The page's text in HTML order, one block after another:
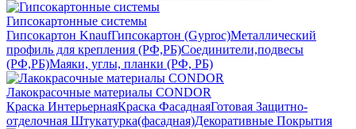
Гипсокартонные системы
Гипсокартон KnaufГипсокартон (Gyproc)Металлический
профиль для крепления (РФ,РБ)Соединители,подвесы
(РФ,РБ)Маяки, углы, планки (РФ, РБ)
Лакокрасочные материалы CONDOR
Краска ИнтерьернаяКраска ФасаднаяГотовая Защитно-
отделочная Штукатурка(фасадная)Декоративные Покрытия